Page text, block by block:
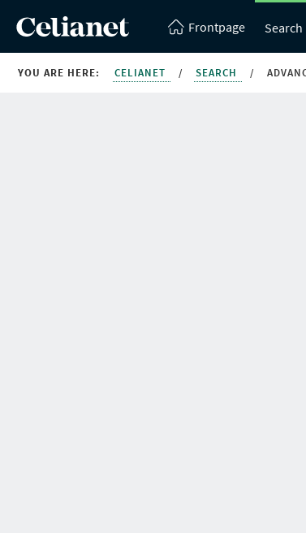
Frontpage Search
YOU ARE HERE: CELIANET / SEARCH /